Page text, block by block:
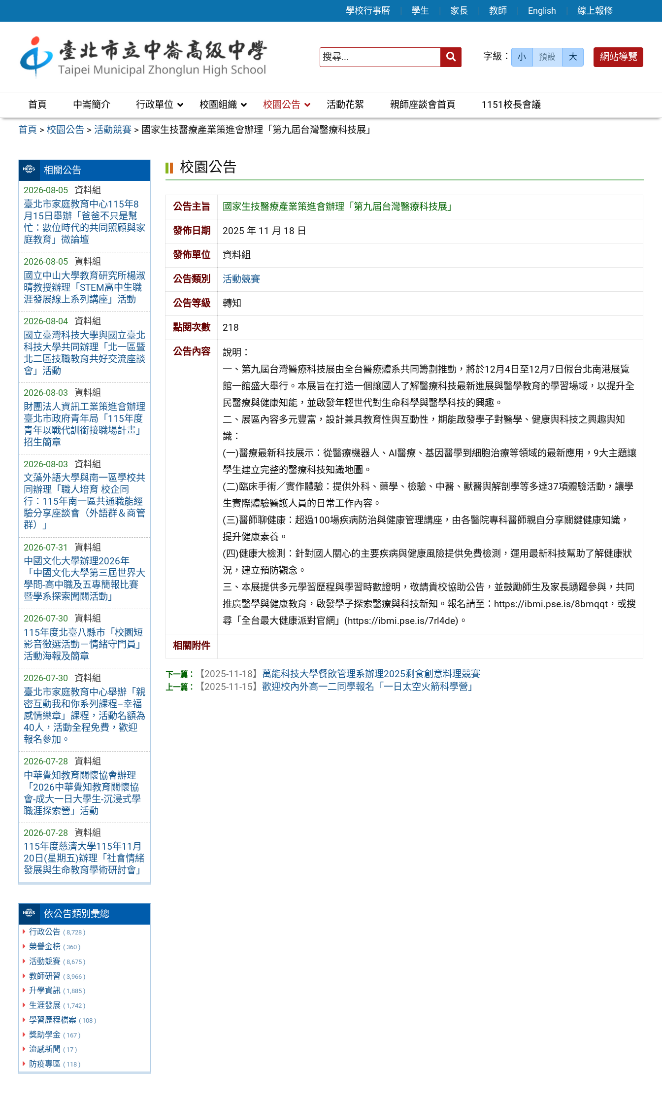
至
區
學校行事曆 學生 家長 教師 English 線上報修
送出 字級： 小 預設 大 網站導覽
首頁 中崙簡介 行政單位 校園組織 校園公告 活動花絮 親師座談會首頁 1151校長會議
首頁 >校園公告 > 活動競賽 > 國家生技醫療產業策進會辦理「第九屆台灣醫療科技展」
相關公告
2026-08-05 資料組
臺北市家庭教育中心115年8
月15日舉辦「爸爸不只是幫
忙：數位時代的共同照顧與家
庭教育」微論壇
2026-08-05 資料組
國立中山大學教育研究所楊淑
晴教授辦理「STEM高中生職
涯發展線上系列講座」活動
2026-08-04 資料組
國立臺灣科技大學與國立臺北
科技大學共同辦理「北一區暨
北二區技職教育共好交流座談
會」活動
2026-08-03 資料組
財團法人資訊工業策進會辦理
臺北市政府青年局「115年度
青年以戰代訓銜接職場計畫」
招生簡章
2026-08-03 資料組
文藻外語大學與南一區學校共
同辦理「職人培育 校企同
行：115年南一區共通職能經
驗分享座談會（外語群＆商管
群）」
2026-07-31 資料組
中國文化大學辦理2026年
「中國文化大學第三屆世界大
學問-高中職及五專簡報比賽
暨學系探索闖關活動」
2026-07-30 資料組
115年度北臺八縣市「校園短
影音徵選活動－情緒守門員」
活動海報及簡章
2026-07-30 資料組
臺北市家庭教育中心舉辦「親
密互動我和你系列課程–幸福
感情樂章」課程，活動名額為
40人，活動全程免費，歡迎
報名參加。
2026-07-28 資料組
中華覺知教育關懷協會辦理
「2026中華覺知教育關懷協
會-成大一日大學生-沉浸式學
職涯探索營」活動
2026-07-28 資料組
115年度慈濟大學115年11月
20日(星期五)辦理「社會情緒
發展與生命教育學術研討會」
依公告類別彙總
行政公告 ( 8,728 )
榮譽金榜 ( 360 )
活動競賽 ( 8,675 )
教師研習 ( 3,966 )
升學資訊 ( 1,885 )
生涯發展 ( 1,742 )
學習歷程檔案 ( 108 )
獎助學金 ( 167 )
流感新聞 ( 17 )
防疫專區 ( 118 )
校園公告
公告主旨 國家生技醫療產業策進會辦理「第九屆台灣醫療科技展」
發佈日期 2025 年 11 月 18 日
發佈單位 資料組
公告類別 活動競賽
公告等級 轉知
點閱次數 218
公告內容
說明：
一、第九屆台灣醫療科技展由全台醫療體系共同籌劃推動，將於12月4日至12月7日假台北南港展覽
館一館盛大舉行。本展旨在打造一個讓國人了解醫療科技最新進展與醫學教育的學習場域，以提升全
民醫療與健康知能，並啟發年輕世代對生命科學與醫學科技的興趣。
二、展區內容多元豐富，設計兼具教育性與互動性，期能啟發學子對醫學、健康與科技之興趣與知
識：
(一)醫療最新科技展示：從醫療機器人、AI醫療、基因醫學到細胞治療等領域的最新應用，9大主題讓
學生建立完整的醫療科技知識地圖。
(二)臨床手術／實作體驗：提供外科、藥學、檢驗、中醫、獸醫與解剖學等多達37項體驗活動，讓學
生實際體驗醫護人員的日常工作內容。
(三)醫師聊健康：超過100場疾病防治與健康管理講座，由各醫院專科醫師親自分享關鍵健康知識，
提升健康素養。
(四)健康大檢測：針對國人關心的主要疾病與健康風險提供免費檢測，運用最新科技幫助了解健康狀
況，建立預防觀念。
三、本展提供多元學習歷程與學習時數證明，敬請貴校協助公告，並鼓勵師生及家長踴躍參與，共同
推廣醫學與健康教育，啟發學子探索醫療與科技新知。報名請至：https://ibmi.pse.is/8bmqqt，或搜
尋「全台最大健康派對官網」(https://ibmi.pse.is/7rl4de)。
相關附件
【2025-11-18】 萬能科技大學餐飲管理系辦理2025剩食創意料理競賽
【2025-11-15】歡迎校內外高一二同學報名「一日太空火箭科學營」